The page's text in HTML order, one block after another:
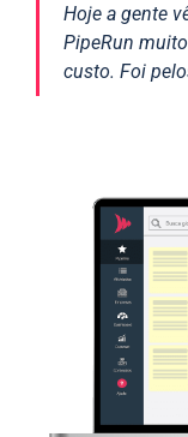
Hoje a gente
PipeRun
custo. Foi